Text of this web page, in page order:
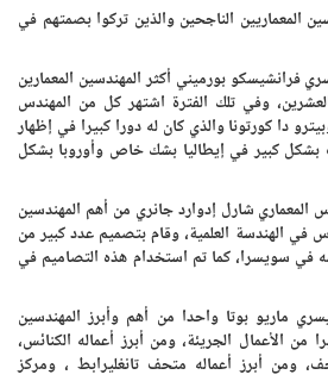
المعماريين الناجحين والذين تركوا بصمتهم في
فرانشيسكو بورميني أكثر المهندسين المعمارين
وفي تلك الفترة اشتهر كل من المهندس
دا كورتونا والذي كان له دورا كبيرا في إظهار
بشكل كبير في إيطاليا بشك خاص وأوروبا بشكل
المعماري شارل إدوارد جانري من أهم المهندسين
في الهندسة العلمية، وقام بتصميم عدد كبير من
في سويسرا، كما تم استخدام هذه التصاميم في
ماريو بوتا واحدا من أهم وأبرز المهندسين
من الأعمال الجريئة، ومن أبرز أعماله الكنائس،
ومن أبرز أعماله متحف تانغليرابط ، ومركز